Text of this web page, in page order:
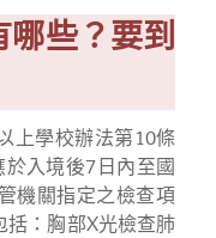
哪些？要到
上學校辦法第10條
於入境後7 日內至國
機關指定之檢查項
括：胸部X光檢查肺